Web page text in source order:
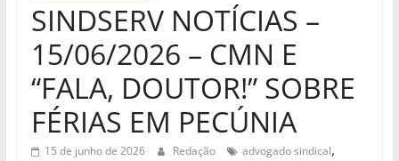
SINDSERV NOTÍCIAS –
15/06/2026 – CMN E
“FALA, DOUTOR!” SOBRE
FÉRIAS EM PECÚNIA
15 de junho de 2026 Redação advogado sindical,